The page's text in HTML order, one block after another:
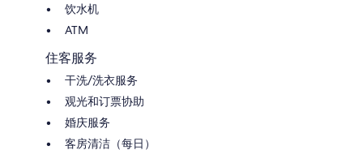
饮水机
ATM
住客服务
干洗/洗衣服务
观光和订票协助
婚庆服务
客房清洁（每日）